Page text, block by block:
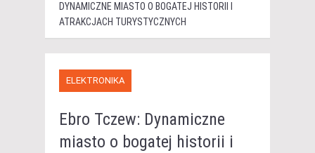
DYNAMICZNE MIASTO O BOGATEJ HISTORII I
ATRAKCJACH TURYSTYCZNYCH
ELEKTRONIKA
Ebro Tczew: Dynamiczne
miasto o bogatej historii i